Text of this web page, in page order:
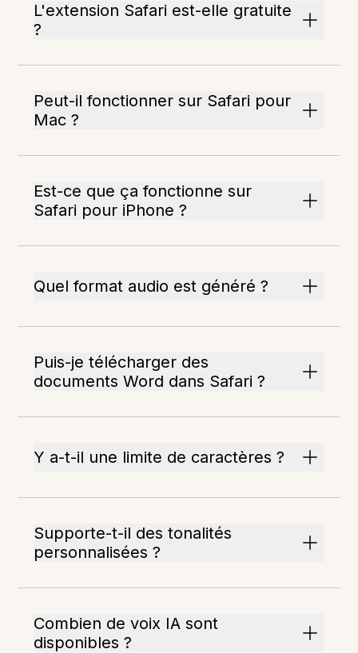
L'extension Safari est-elle gratuite
?
Peut-il fonctionner sur Safari pour
Mac ?
Est-ce que ça fonctionne sur
Safari pour iPhone ?
Quel format audio est généré ?
Puis-je télécharger des
documents Word dans Safari ?
Y a-t-il une limite de caractères ?
Supporte-t-il des tonalités
personnalisées ?
Combien de voix IA sont
disponibles ?